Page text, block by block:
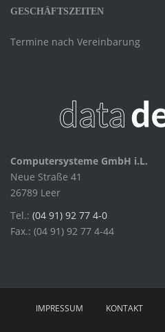
GESCHÄFTSZEITEN
Termine nach Vereinbarung
Computersysteme GmbH i.L.
Neue Straße 41
26789 Leer
Tel.: (04 91) 92 77 4-0
Fax.: (04 91) 92 77 4-44
IMPRESSUM KONTAKT